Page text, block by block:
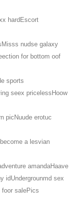
hardEscort
nudse galaxy
for bottom oof
sports
seex pricelessHoow
picNuude erotuc
a lesvian
amandaHaave
idUndergrounmd sex
foor salePics